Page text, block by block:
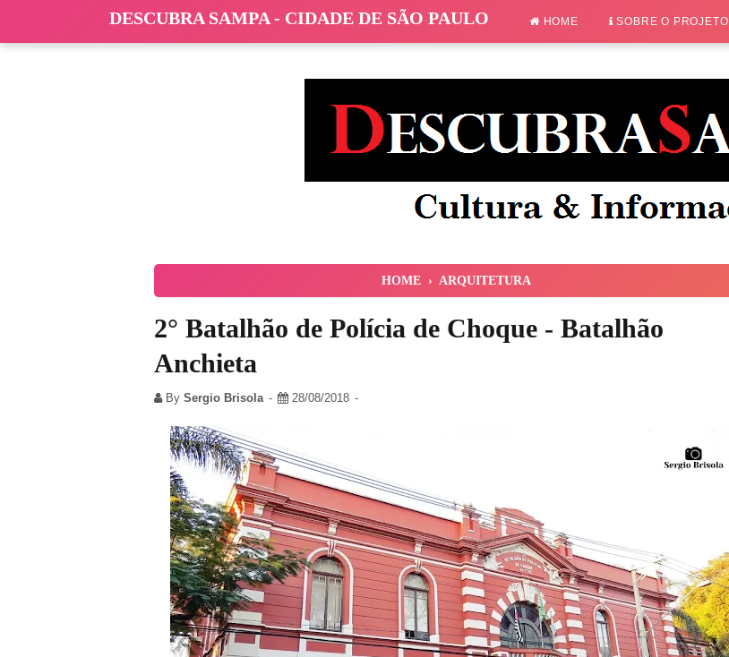
DESCUBRA SAMPA - CIDADE DE SÃO PAULO HOME SOBRE O PROJETO
HOME › ARQUITETURA
2° Batalhão de Polícia de Choque - Batalhão
Anchieta
By Sergio Brisola 28/08/2018